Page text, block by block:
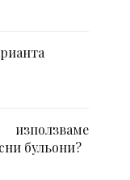
бульони?